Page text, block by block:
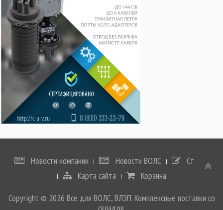
Новости компании Новости ВОЛС
Статьи
Карта сайта
Корзина
Copyright © 2026 Все для ВОЛС, ВЛЭП. Комплексные поставки со